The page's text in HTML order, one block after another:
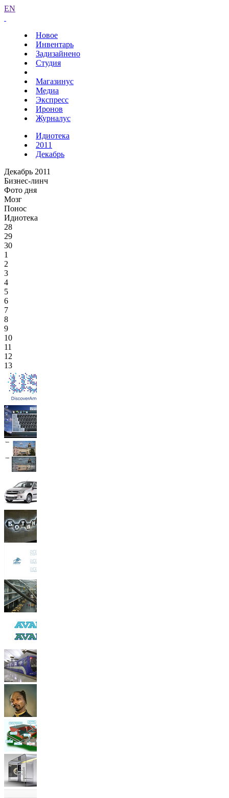
EN
Новое
Инвентарь
Задизайнено
Студия
Магазинус
Медиа
Экспресс
Иронов
Журналус
Идиотека
2011
Декабрь
Декабрь 2011
Бизнес-линч
Фото дня
Мозг
Понос
Идиотека
28
29
30
1
2
3
4
5
6
7
8
9
10
11
12
13